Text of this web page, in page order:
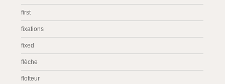
first
fixations
fixed
flèche
flotteur